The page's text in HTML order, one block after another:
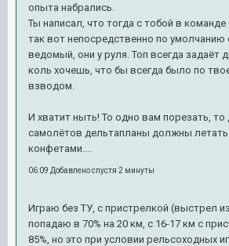
опыта набрались.
Ты написал, что тогда с тобой в
так вот непосредственно по умолчанию
ведомый, они у руля. Топ всегда задаёт
коль хочешь, что бы всегда было по
взводом.
И хватит ныть! То одно вам порезать, то
самолётов дельтапланы должны летать
конфетами....
06:09 Добавлено спустя 2 минуты
Играю без ТУ, с пристрелкой (выстрел
попадаю в 70% на 20 км, с 16-17 км с
85%, но это при условии рельсоходных